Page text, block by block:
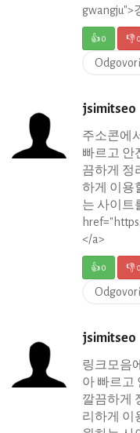
👍0 👎0
jsimitseo
주소콘에
빠르고 안
끔하게 정
하게 이용
는 사이트
</a>
👍0 👎0
jsimitseo
링크모음
아 빠르고
깔끔하게
리하게 이